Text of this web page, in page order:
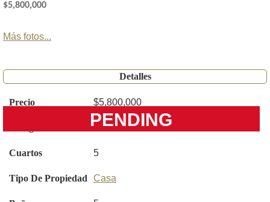
$5,800,000
PENDING
Más fotos...
Detalles
Precio $5,800,000
A11906662
Cuartos 5
Tipo De Propiedad Casa